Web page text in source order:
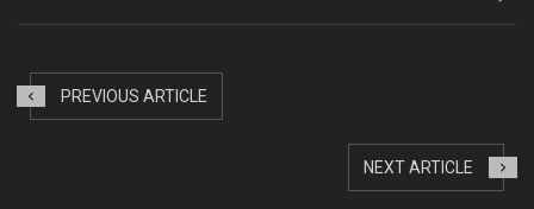
PREVIOUS ARTICLE
NEXT ARTICLE